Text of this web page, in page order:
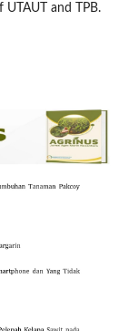
and TPB.